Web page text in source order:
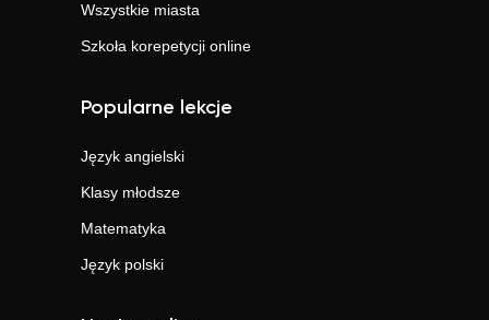
Wszystkie miasta
Szkoła korepetycji online
Popularne lekcje
Język angielski
Klasy młodsze
Matematyka
Język polski